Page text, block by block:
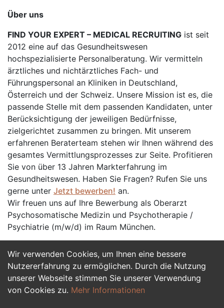
Wir verwenden Cookies, um Ihnen eine bessere
Nutzererfahrung zu ermöglichen. Durch die Nutzung
unserer Webseite stimmen Sie unserer Verwendung
von Cookies zu. Mehr Informationen
Über uns
FIND YOUR EXPERT – MEDICAL RECRUITING ist seit
2012 eine auf das Gesundheitswesen
hochspezialisierte Personalberatung. Wir vermitteln
ärztliches und nichtärztliches Fach- und
Führungspersonal an Kliniken in Deutschland,
Österreich und der Schweiz. Unsere Mission ist es, die
passende Stelle mit dem passenden Kandidaten, unter
Berücksichtigung der jeweiligen Bedürfnisse,
zielgerichtet zusammen zu bringen. Mit unserem
erfahrenen Beraterteam stehen wir Ihnen während des
gesamtes Vermittlungsprozesses zur Seite. Profitieren
Sie von über 13 Jahren Markterfahrung im
Gesundheitswesen. Haben Sie Fragen? Rufen Sie uns
gerne unter Jetzt bewerben! an.
Wir freuen uns auf Ihre Bewerbung als Oberarzt
Psychosomatische Medizin und Psychotherapie /
Psychiatrie (m/w/d) im Raum München.
Jetzt Bewerben